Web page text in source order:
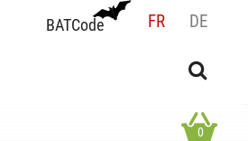
BATCode FR DE
OK
0